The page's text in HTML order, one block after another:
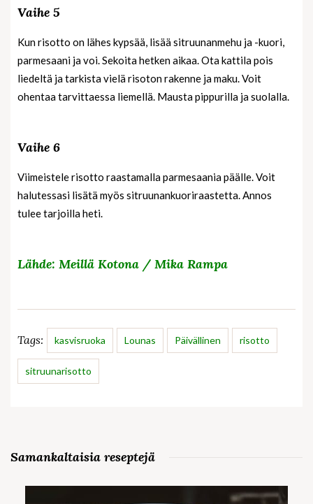
Vaihe 5
Kun risotto on lähes kypsää, lisää sitruunanmehu ja -kuori,
parmesaani ja voi. Sekoita hetken aikaa. Ota kattila pois
liedeltä ja tarkista vielä risoton rakenne ja maku. Voit
ohentaa tarvittaessa liemellä. Mausta pippurilla ja suolalla.
Vaihe 6
Viimeistele risotto raastamalla parmesaania päälle. Voit
halutessasi lisätä myös sitruunankuoriraastetta. Annos
tulee tarjoilla heti.
Lähde: Meillä Kotona / Mika Rampa
Tags: kasvisruoka Lounas Päivällinen risotto
sitruunarisotto
Samankaltaisia reseptejä